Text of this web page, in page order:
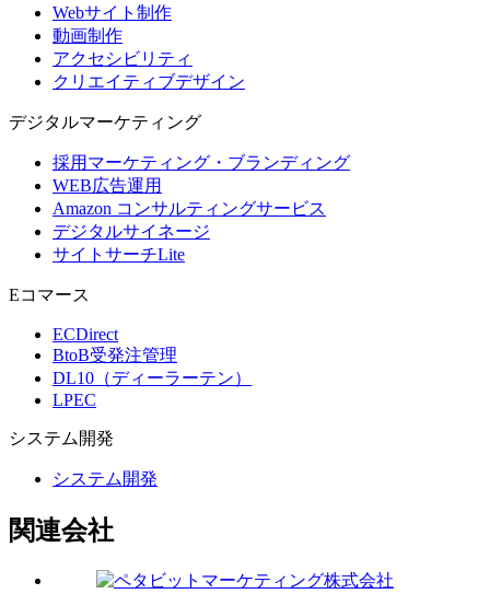
Webサイト制作
動画制作
アクセシビリティ
クリエイティブデザイン
デジタルマーケティング
採用マーケティング・ブランディング
WEB広告運用
Amazon コンサルティングサービス
デジタルサイネージ
サイトサーチLite
Eコマース
ECDirect
BtoB受発注管理
DL10（ディーラーテン）
LPEC
システム開発
システム開発
関連会社